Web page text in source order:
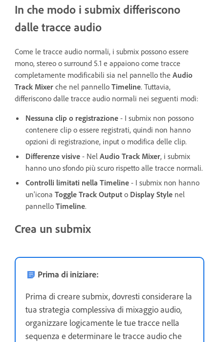
In che modo i submix differiscono
dalle tracce audio
Come le tracce audio normali, i submix possono essere
mono, stereo o surround 5.1 e appaiono come tracce
completamente modificabili sia nel pannello the Audio
Track Mixer che nel pannello Timeline. Tuttavia,
differiscono dalle tracce audio normali nei seguenti modi:
Nessuna clip o registrazione - I submix non possono
contenere clip o essere registrati, quindi non hanno
opzioni di registrazione, input o modifica delle clip.
Differenze visive - Nel Audio Track Mixer, i submix
hanno uno sfondo più scuro rispetto alle tracce normali.
Controlli limitati nella Timeline - I submix non hanno
un'icona Toggle Track Output o Display Style nel
pannello Timeline.
Crea un submix
Prima di iniziare:
Prima di creare submix, dovresti considerare la
tua strategia complessiva di mixaggio audio,
organizzare logicamente le tue tracce nella
sequenza e determinare le tracce audio che